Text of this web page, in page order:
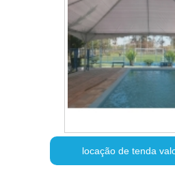
locação de tenda